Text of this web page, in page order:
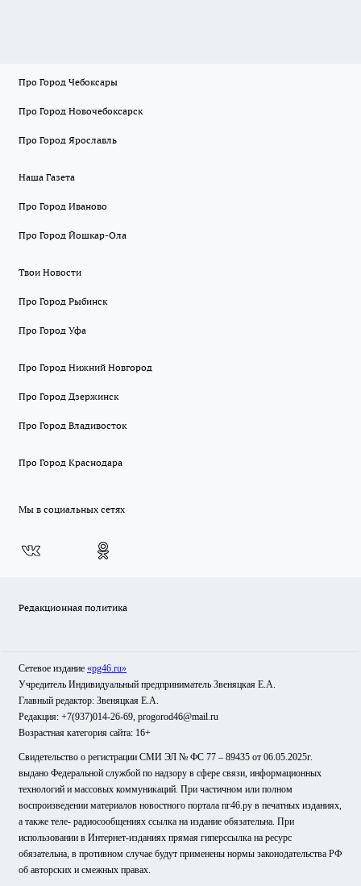
Про Город Чебоксары
Про Город Новочебоксарск
Про Город Ярославль
Наша Газета
Про Город Иваново
Про Город Йошкар-Ола
Твои Новости
Про Город Рыбинск
Про Город Уфа
Про Город Нижний Новгород
Про Город Дзержинск
Про Город Владивосток
Про Город Краснодара
Мы в социальных сетях
Редакционная политика
Сетевое издание «pg46.ru»
Учредитель Индивидуальный предприниматель Звеняцкая Е.А.
Главный редактор: Звеняцкая Е.А.
Редакция: +7(937)014-26-69, progorod46@mail.ru
Возрастная категория сайта: 16+
Свидетельство о регистрации СМИ ЭЛ № ФС 77 – 89435 от 06.05.2025г.
выдано Федеральной службой по надзору в сфере связи, информационных
технологий и массовых коммуникаций. При частичном или полном
воспроизведении материалов новостного портала пг46.ру в печатных изданиях,
а также теле- радиосообщениях ссылка на издание обязательна. При
использовании в Интернет-изданиях прямая гиперссылка на ресурс
обязательна, в противном случае будут применены нормы законодательства РФ
об авторских и смежных правах.